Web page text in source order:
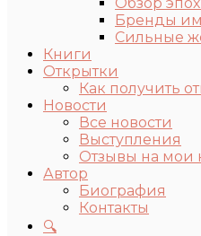
Бренды
Сильные
Книги
Открытки
Как получить
Новости
Все новости
Выступления
Отзывы на мои
Автор
Биография
Контакты
🔍